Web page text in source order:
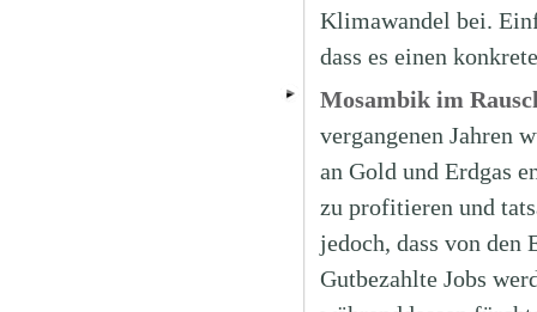
Klimawandel bei.
dass es einen
Mosambik im
vergangenen Jahren
an Gold und Erdgas
zu profitieren und
jedoch, dass von
Gutbezahlte Jobs